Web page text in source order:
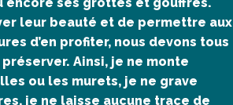
leur beauté et de permettre aux
d’en profiter, nous devons tous
Ainsi, je ne monte
ou les murets, je ne grave
je ne laisse aucune trace de